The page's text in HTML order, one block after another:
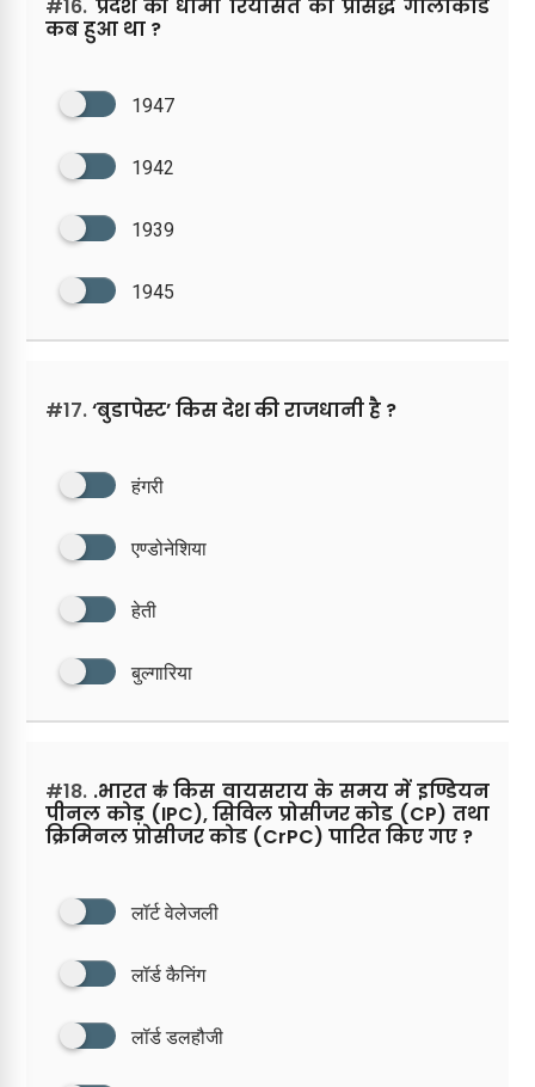
#16. प्रदेश की धामी रियासत का प्रसिद्ध गोलीकांड
कब हुआ था ?
1947
1942
1939
1945
#17.‘बुडापेस्ट’ किस देश की राजधानी है ?
हंगरी
एण्डोनेशिया
हेती
बुल्गारिया
#18. .भारत क॑ किस वायसराय के समय में इण्डियन
पीनल कोड़ (IPC), सिविल प्रोसीजर कोड (CP) तथा
क्रिमिनल प्रोसीजर कोड (CrPC) पारित किए गए ?
लॉर्ट वेलेजली
लॉर्ड कैनिंग
लॉर्ड डलहौजी